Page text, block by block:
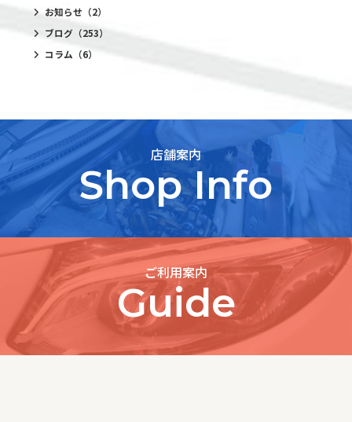
お知らせ （2）
ブログ（253）
コラム （6）
店舗案内
Shop Info
ご利用案内
Guide